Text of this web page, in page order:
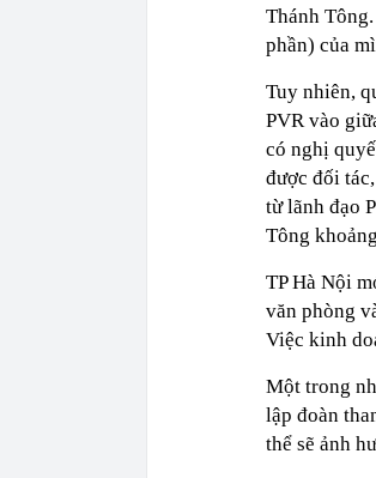
Thánh
phần) của
Tuy nhiên,
PVR vào
có nghị
được đối
từ lãnh đạo
Tông
TP Hà Nội
văn phòng
Việc kinh
Một trong
lập đoàn
thể sẽ ảnh